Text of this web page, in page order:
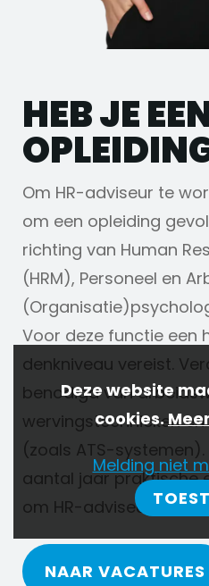
HEB JE
Om HR-adviseur te
om een opleiding
richting van Human
(HRM), Personeel en
Voor deze functie een
denkniveau vereist.
benodigd van
wervingstechnieken
(zoals ATS-
aantal jaar praktische
om HR-adviseur te
NAAR VACATURES
Deze website
cookies.
Melding niet